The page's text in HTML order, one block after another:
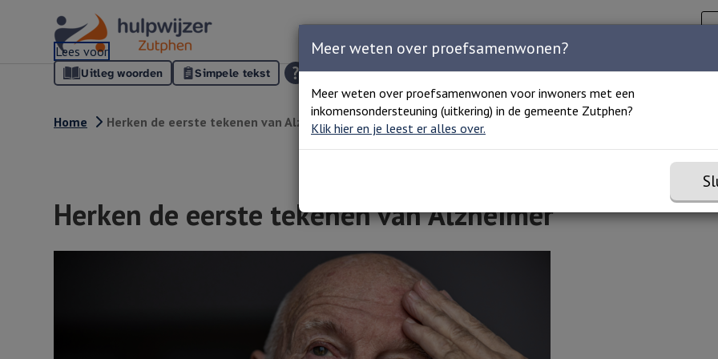
Lees voor
Uitleg woorden Simpele tekst
Zoeken
Home Herken de eerste tekenen van Alzheimer
Herken de eerste tekenen van Alzheimer
Meer weten over proefsamenwonen?
Meer weten over proefsamenwonen voor inwoners met een
inkomensondersteuning (uitkering) in de gemeente Zutphen?
Klik hier en je leest er alles over.